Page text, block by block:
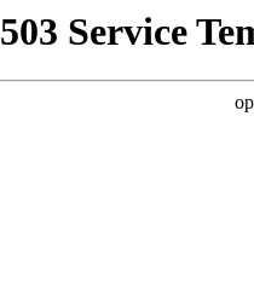
503 Service